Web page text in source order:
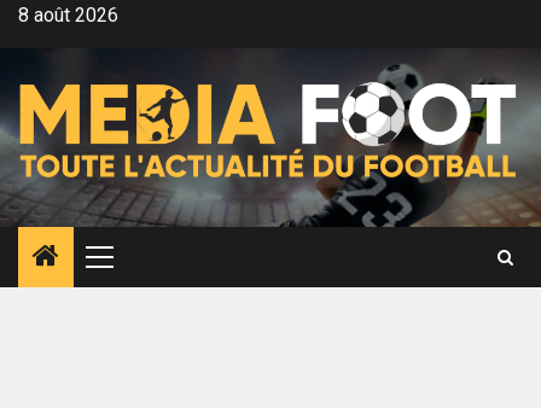
Aller8 août 2026
Menu
principal